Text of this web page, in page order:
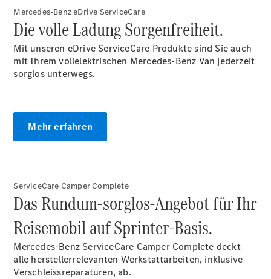
Unternehmen
Ansprechpartner
Standort &
Öffnungszeiten
Kontaktformular
Anbieter/Datenschutz
Mercedes-Benz eDrive ServiceCare
Die volle Ladung Sorgenfreiheit.
Mit unseren eDrive ServiceCare Produkte sind Sie auch
mit Ihrem vollelektrischen Mercedes-Benz Van jederzeit
sorglos unterwegs.
Mehr erfahren
ServiceCare Camper Complete
Das Rundum-sorglos-Angebot für Ihr
Reisemobil auf Sprinter-Basis.
Mercedes-Benz ServiceCare Camper Complete deckt
alle herstellerrelevanten Werkstattarbeiten, inklusive
Verschleissreparaturen, ab.